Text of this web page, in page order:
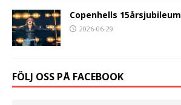
Copenhells 15årsjubileum
2026-06-29
FÖLJ OSS PÅ FACEBOOK